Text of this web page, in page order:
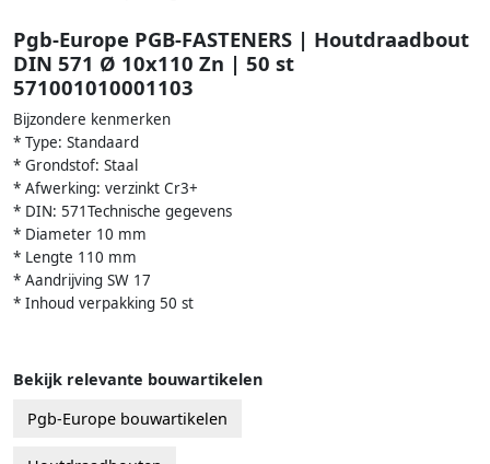
Pgb-Europe PGB-FASTENERS | Houtdraadbout
DIN 571 Ø 10x110 Zn | 50 st
571001010001103
Bijzondere kenmerken
* Type: Standaard
* Grondstof: Staal
* Afwerking: verzinkt Cr3+
* DIN: 571Technische gegevens
* Diameter 10 mm
* Lengte 110 mm
* Aandrijving SW 17
* Inhoud verpakking 50 st
Bekijk relevante bouwartikelen
Pgb-Europe bouwartikelen